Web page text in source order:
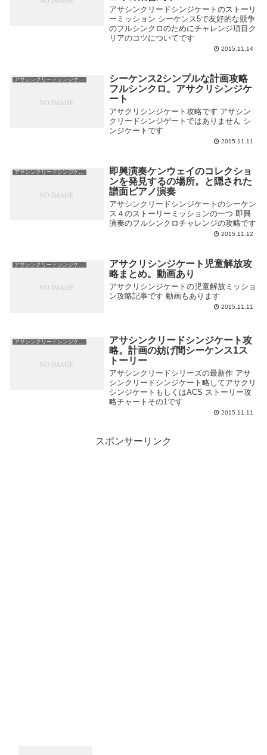
アサシンクリードシンジケートのストーリ
ーミッション シーケンス5で友好的な競争
のフルシンクロのためにチャレンジ項目ク
リアのコツについてです
2015.11.14
アサシンクリードシンジケート攻略
シーケンス2シンプルな計画攻略
フルシンクロ。アサクリシンジケ
ート
アサクリシンジケート攻略です アサシン
クリードシンジゲートではありません シ
ンジケートです
2015.11.11
アサシンクリードシンジケート攻略
即興演奏ケンウェイのコレクショ
ンを発見するの場所。と隠された
譜面ピアノ演奏
アサシンクリードシンジケートのシーケン
ス４のストーリーミッションの一つ 即興
演奏のフルシンクロチャレンジの攻略です
2015.11.12
アサシンクリードシンジケート攻略
アサクリシンジケート児童解放攻
略まとめ。動画あり
アサクリシンジケートの児童解放ミッショ
ン攻略記事です 動画もあります
2015.11.11
アサシンクリードシンジケート攻
略。計画の妨げ間シーケンス1ス
トーリー
アサシンクリードシリーズの最新作 アサ
シンクリードシンジケート略してアサクリ
シンジケートもしくはACS ストーリー攻
略チャートその1です
2015.11.11
スポンサーリンク